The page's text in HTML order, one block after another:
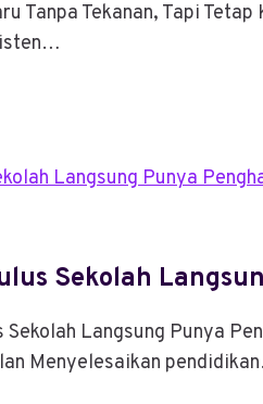
Tanpa Tekanan, Tapi
Sekolah
Langsung Punya
Menyelesaikan